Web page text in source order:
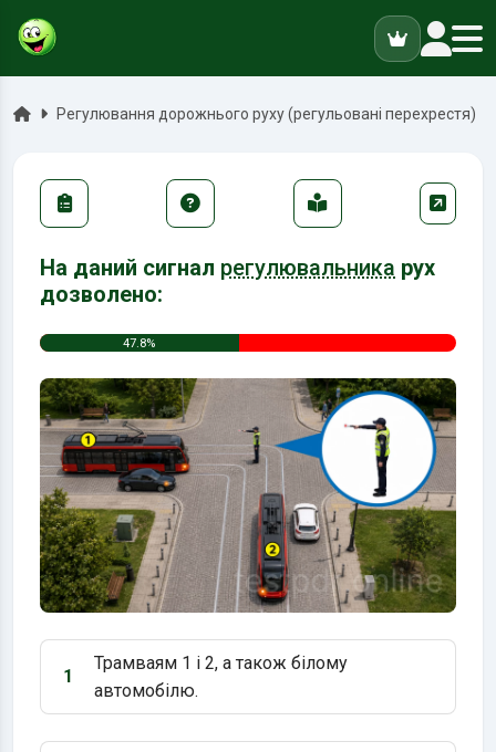
ГоловнаРегулювання дорожнього руху (регульовані перехрестя)
На даний сигнал регулювальника рух
дозволено:
47.8%
Варіант 1:
1
Трамваям 1 і 2, а також білому
автомобілю.